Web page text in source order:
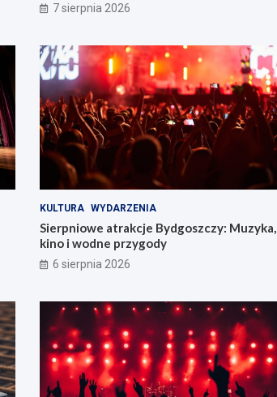
7 sierpnia 2026
KULTURA WYDARZENIA
Sierpniowe atrakcje Bydgoszczy: Muzyka,
kino i wodne przygody
6 sierpnia 2026